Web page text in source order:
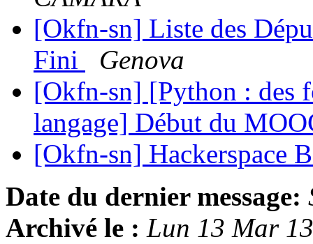
[Okfn-sn] Liste des
Fini
Genova
[Okfn-sn] [Python : des
langage] Début du
[Okfn-sn] Hackerspace
Date du dernier message:
Archivé le : Lun 13 Mar